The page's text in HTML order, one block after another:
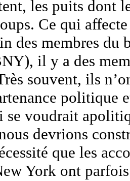
les puits dont
Ce qui
des membres du
il y a des
souvent, ils
politique
se voudrait
devrions
que les
York ont